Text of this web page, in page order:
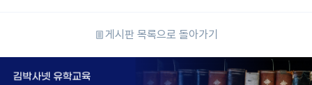
게시판 목록으로 돌아가기